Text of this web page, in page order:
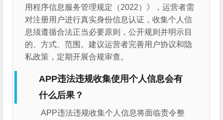
用程序信息服务管理规定（2022）》，运营者需
对注册用户进行真实身份信息认证，收集个人信
息须遵循合法正当必要原则，公开规则并明示目
的、方式、范围。建议运营者完善用户协议和隐
私政策，定期开展合规审查。
APP违法违规收集使用个人信息会有
什么后果？
APP违法违规收集个人信息将面临责令整